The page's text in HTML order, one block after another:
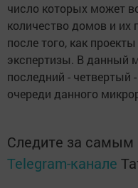
число которых может
количество домов и
после того, как
экспертизы. В данный
последний -
очереди данного
Следите за
Telegram-канале